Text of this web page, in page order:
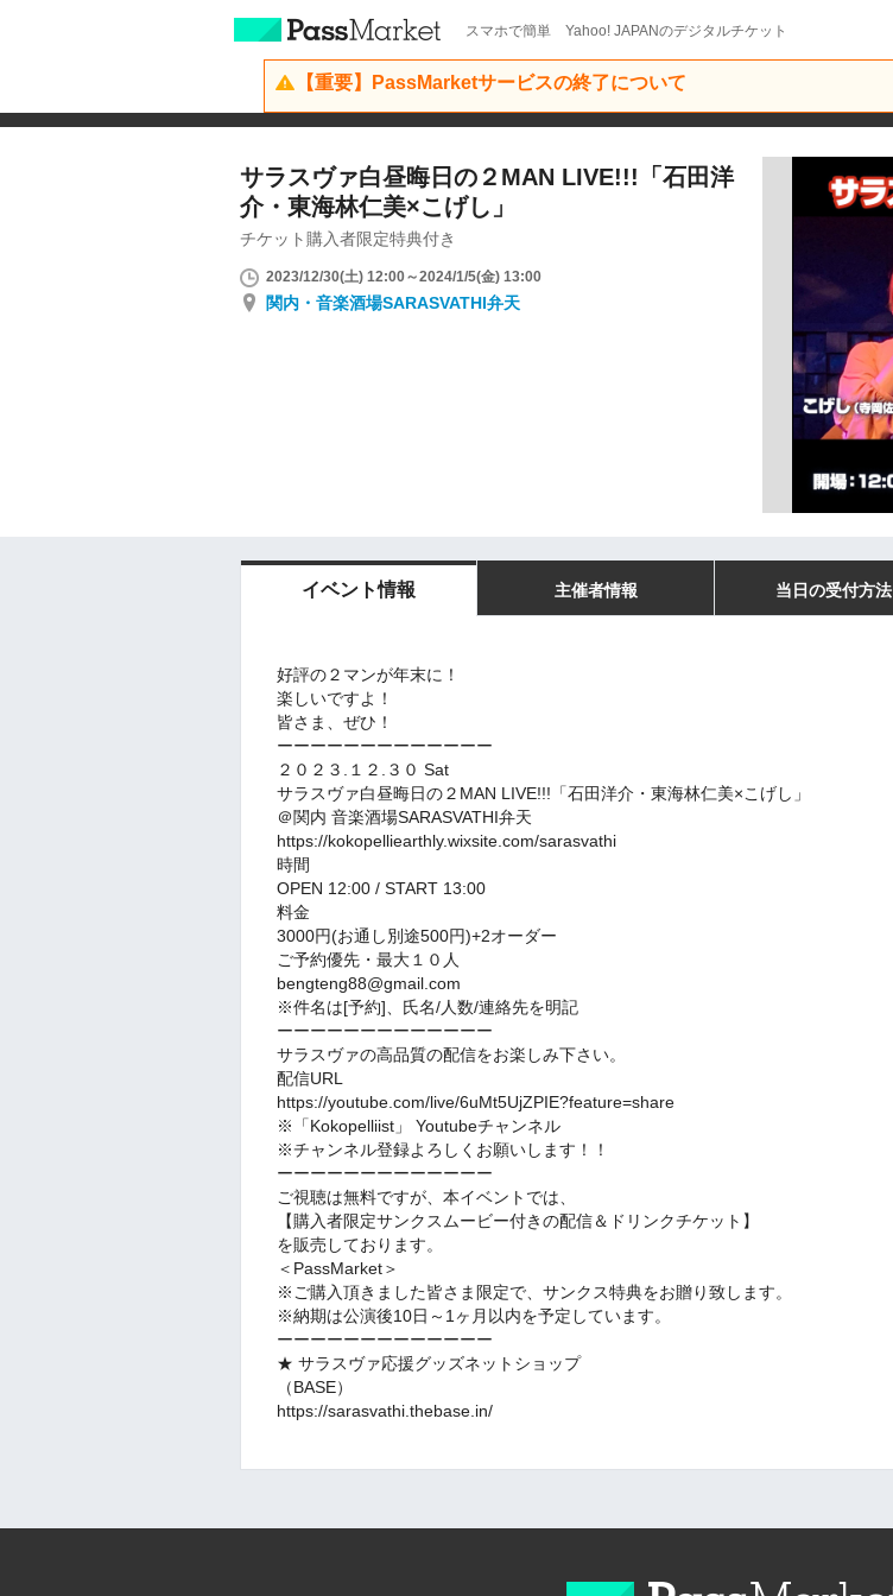
スマホで簡単 Yahoo! JAPANのデジタルチケット
【重要】PassMarketサービスの終了について
サラスヴァ白昼晦日の２MAN LIVE!!!「石田洋
介・東海林仁美×こげし」
チケット購入者限定特典付き
2023/12/30(土) 12:00～2024/1/5(金) 13:00
関内・音楽酒場SARASVATHI弁天
イベント情報 主催者情報 当日の受付方法
好評の２マンが年末に！
楽しいですよ！
皆さま、ぜひ！
ーーーーーーーーーーーーー
２０２３.１２.３０ Sat
サラスヴァ白昼晦日の２MAN LIVE!!!「石田洋介・東海林仁美×こげし」
＠関内 音楽酒場SARASVATHI弁天
https://kokopelliearthly.wixsite.com/sarasvathi
時間
OPEN 12:00 / START 13:00
料金
3000円(お通し別途500円)+2オーダー
ご予約優先・最大１０人
bengteng88@gmail.com
※件名は[予約]、氏名/人数/連絡先を明記
ーーーーーーーーーーーーー
サラスヴァの高品質の配信をお楽しみ下さい。
配信URL
https://youtube.com/live/6uMt5UjZPIE?feature=share
※「Kokopelliist」 Youtubeチャンネル
※チャンネル登録よろしくお願いします！！
ーーーーーーーーーーーーー
ご視聴は無料ですが、本イベントでは、
【購入者限定サンクスムービー付きの配信＆ドリンクチケット】
を販売しております。
＜PassMarket＞
※ご購入頂きました皆さま限定で、サンクス特典をお贈り致します。
※納期は公演後10日～1ヶ月以内を予定しています。
ーーーーーーーーーーーーー
★ サラスヴァ応援グッズネットショップ
（BASE）
https://sarasvathi.thebase.in/